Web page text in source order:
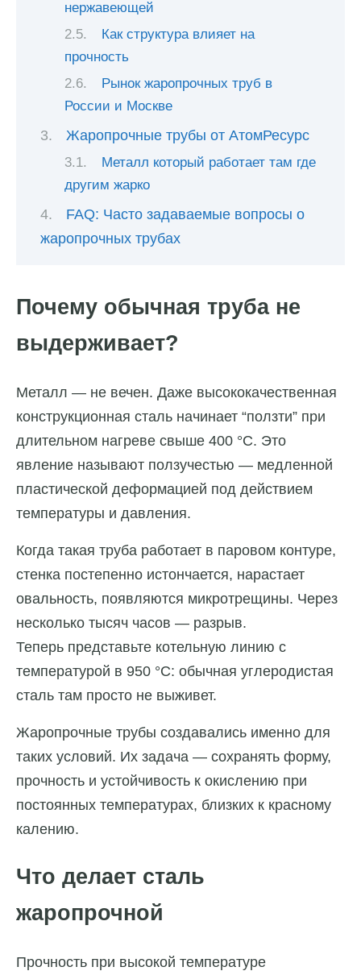
нержавеющей
Как структура влияет на
прочность
Рынок жаропрочных труб в
России и Москве
Жаропрочные трубы от АтомРесурс
Металл который работает там где
другим жарко
FAQ: Часто задаваемые вопросы о
жаропрочных трубах
Почему обычная труба не
выдерживает?
Металл — не вечен. Даже высококачественная
конструкционная сталь начинает “ползти” при
длительном нагреве свыше 400 °C. Это
явление называют ползучестью — медленной
пластической деформацией под действием
температуры и давления.
Когда такая труба работает в паровом контуре,
стенка постепенно истончается, нарастает
овальность, появляются микротрещины. Через
несколько тысяч часов — разрыв.
Теперь представьте котельную линию с
температурой в 950 °C: обычная углеродистая
сталь там просто не выживет.
Жаропрочные трубы создавались именно для
таких условий. Их задача — сохранять форму,
прочность и устойчивость к окислению при
постоянных температурах, близких к красному
калению.
Что делает сталь
жаропрочной
Прочность при высокой температуре